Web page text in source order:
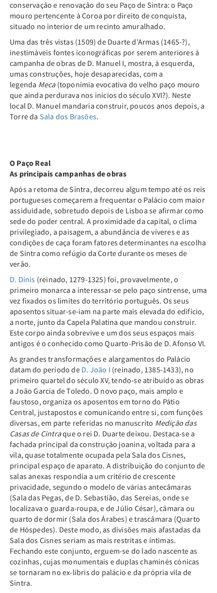
conservação e renovação do seu Paço de Sintra: o Paço
mouro pertencente à Coroa por direito de conquista,
situado no interior de um recinto amuralhado.
Uma das três vistas (1509) de Duarte d’Armas (1465-?),
inestimáveis fontes iconográficas por serem anteriores à
campanha de obras de D. Manuel I, mostra, à esquerda,
umas construções, hoje desaparecidas, com a
legenda Meca(toponímia evocativa do velho paço mouro
que ainda perdurava nos inícios do século XVI?). Neste
local D. Manuel mandaria construir, poucos anos depois, a
Torre da Sala dos Brasões.
O Paço Real
As principais campanhas de obras
Após a retoma de Sintra, decorreu algum tempo até os reis
portugueses começarem a frequentar o Palácio com maior
assiduidade, sobretudo depois de Lisboa se afirmar como
sede do poder central. A proximidade da capital, o clima
privilegiado, a paisagem, a abundância de víveres e as
condições de caça foram fatores determinantes na escolha
de Sintra como refúgio da Corte durante os meses de
verão.
D. Dinis (reinado, 1279-1325) foi, provavelmente, o
primeiro monarca a interessar-se pelo paço sintrense, uma
vez fixados os limites do território português. Os seus
aposentos situar-se-iam na parte mais elevada do edifício,
a norte, junto da Capela Palatina que mandou construir.
Este corpo ainda sobrevive e um dos seus espaços mais
antigos é o conhecido como Quarto-Prisão de D. Afonso VI.
As grandes transformações e alargamentos do Palácio
datam do período de D. João I (reinado, 1385-1433), no
primeiro quartel do século XV, tendo-se atribuído as obras
a João Garcia de Toledo. O novo paço, mais amplo e
faustoso, organiza os aposentos em torno do Pátio
Central, justapostos e comunicando entre si, com funções
diversas, em parte referidas no manuscrito Medição das
Casas de Cintraque o rei D. Duarte deixou. Destaca-se a
fachada principal da construção joanina, voltada para a
vila, quase totalmente ocupada pela Sala dos Cisnes,
principal espaço de aparato. A distribuição do conjunto de
salas anexas respondia a um critério de crescente
privacidade, segundo o modelo de várias antecâmaras
(Sala das Pegas, de D. Sebastião, das Sereias, onde se
localizava o guarda-roupa, e de Júlio César), câmara ou
quarto de dormir (Sala dos Árabes) e trascâmara (Quarto
de Hóspedes). Deste modo, as divisões mais afastadas da
Sala dos Cisnes seriam as mais restritas e íntimas.
Fechando este conjunto, erguem-se do lado nascente as
cozinhas, cujas monumentais e duplas chaminés cónicas
se tornaram no ex-líbris do palácio e da própria vila de
Sintra.